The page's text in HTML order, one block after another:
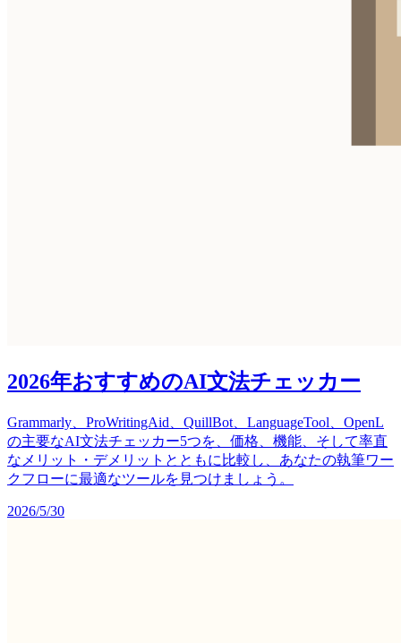
2026年おすすめのAI文法チェッカー
Grammarly、ProWritingAid、QuillBot、LanguageTool、OpenL
の主要なAI文法チェッカー5つを、価格、機能、そして率直
なメリット・デメリットとともに比較し、あなたの執筆ワー
クフローに最適なツールを見つけましょう。
2026/5/30